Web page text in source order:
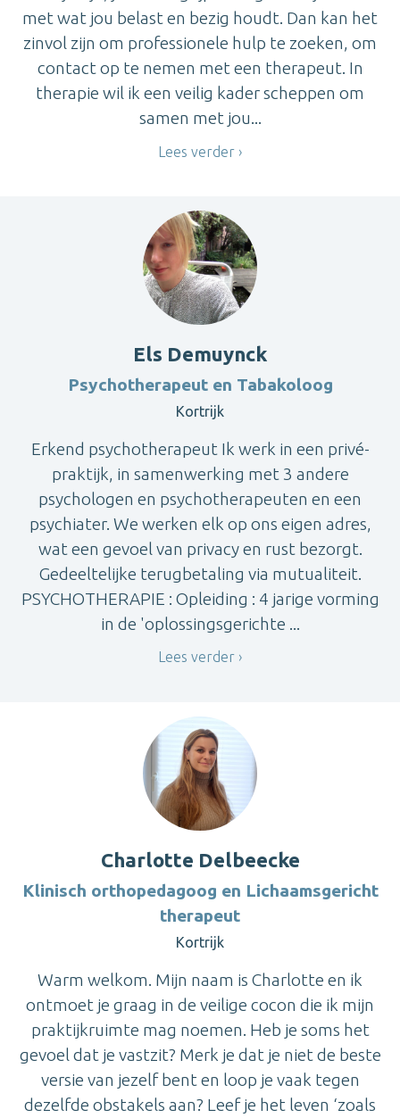
met wat jou belast en bezig houdt. Dan kan het
zinvol zijn om professionele hulp te zoeken, om
contact op te nemen met een therapeut. In
therapie wil ik een veilig kader scheppen om
samen met jou...
Lees verder
Els Demuynck
Psychotherapeut en Tabakoloog
Kortrijk
Erkend psychotherapeut Ik werk in een privé-
praktijk, in samenwerking met 3 andere
psychologen en psychotherapeuten en een
psychiater. We werken elk op ons eigen adres,
wat een gevoel van privacy en rust bezorgt.
Gedeeltelijke terugbetaling via mutualiteit.
PSYCHOTHERAPIE : Opleiding : 4 jarige vorming
in de 'oplossingsgerichte ...
Lees verder
Charlotte Delbeecke
Klinisch orthopedagoog en Lichaamsgericht
therapeut
Kortrijk
Warm welkom. Mijn naam is Charlotte en ik
ontmoet je graag in de veilige cocon die ik mijn
praktijkruimte mag noemen. Heb je soms het
gevoel dat je vastzit? Merk je dat je niet de beste
versie van jezelf bent en loop je vaak tegen
dezelfde obstakels aan? Leef je het leven ‘zoals